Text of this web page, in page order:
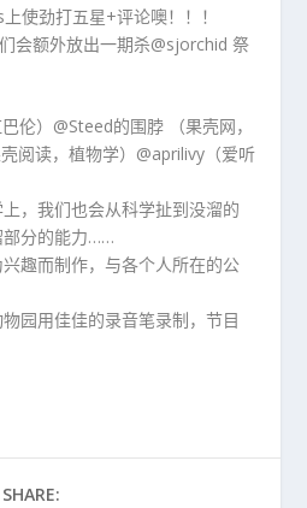
使劲打五星+评论噢！！！
会额外放出一期杀@sjorchid 祭
伦）@Steed的围脖 （果壳网，
阅读，植物学）@aprilivy（爱听
，我们也会从科学扯到没溜的
部分的能力……
趣而制作，与各个人所在的公
园用佳佳的录音笔录制，节目
SHARE: